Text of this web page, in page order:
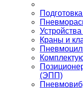
Краны и
(ЭПП)